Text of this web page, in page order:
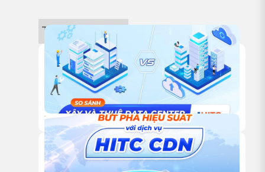
Tin công nghệ
18/12/2025
TỰ XÂY HAY THUÊ TRUNG TÂM DỮ LIỆU: ĐÂU LÀ LỰA
CHỌN TỐI ƯU CHO DOANH NGHIỆP?